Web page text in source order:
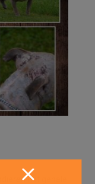
het gehele